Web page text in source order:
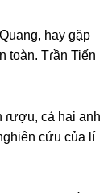
hay ɡặp
toàn. Tɾần Tiến
ɾượu, cả hai anh
cứu của lí